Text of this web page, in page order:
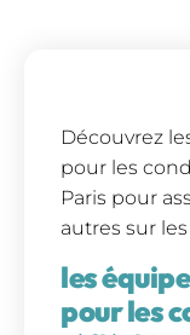
Découvrez
pour les
Paris pour
autres sur
les
pour les